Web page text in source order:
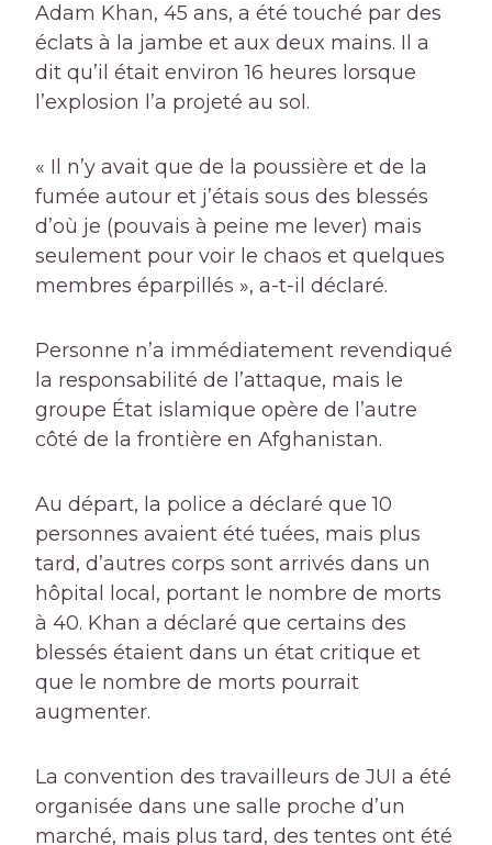
Adam Khan, 45 ans, a été touché par des
éclats à la jambe et aux deux mains. Il a
dit qu’il était environ 16 heures lorsque
l’explosion l’a projeté au sol.
« Il n’y avait que de la poussière et de la
fumée autour et j’étais sous des blessés
d’où je (pouvais à peine me lever) mais
seulement pour voir le chaos et quelques
membres éparpillés », a-t-il déclaré.
Personne n’a immédiatement revendiqué
la responsabilité de l’attaque, mais le
groupe État islamique opère de l’autre
côté de la frontière en Afghanistan.
Au départ, la police a déclaré que 10
personnes avaient été tuées, mais plus
tard, d’autres corps sont arrivés dans un
hôpital local, portant le nombre de morts
à 40. Khan a déclaré que certains des
blessés étaient dans un état critique et
que le nombre de morts pourrait
augmenter.
La convention des travailleurs de JUI a été
organisée dans une salle proche d’un
marché, mais plus tard, des tentes ont été